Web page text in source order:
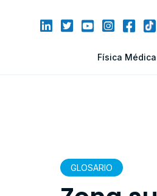
Física Médica
GLOSARIO